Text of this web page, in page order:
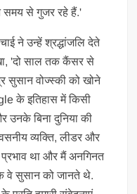
समय से गुजर रहे हैं.'
ने उन्हें श्रद्धांजलि देते
'दो साल तक कैंसर से
सुसान वोज्स्की को खोने
के इतिहास में किसी
उनके बिना दुनिया की
व्यक्ति, लीडर और
प्रभाव था और मैं अनगिनत
वे सुसान को जानते थे.